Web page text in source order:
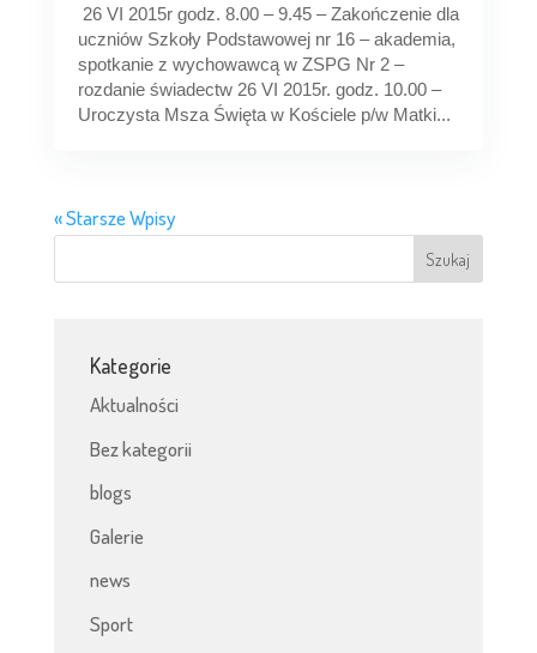
26 VI 2015r godz. 8.00 – 9.45 – Zakończenie dla
uczniów Szkoły Podstawowej nr 16 – akademia,
spotkanie z wychowawcą w ZSPG Nr 2 –
rozdanie świadectw 26 VI 2015r. godz. 10.00 –
Uroczysta Msza Święta w Kościele p/w Matki...
« Starsze Wpisy
Kategorie
Aktualności
Bez kategorii
blogs
Galerie
news
Sport